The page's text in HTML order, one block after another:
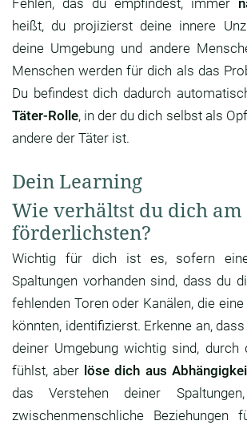
Fehlen, das du empfindest, immer
heißt, du projizierst deine innere
deine Umgebung und andere
Menschen werden für dich als das
Du befindest dich dadurch
Täter-Rolle, in der du dich selbst als
andere der Täter ist.
Dein Learning
Wie verhältst du dich am
förderlichsten?
Wichtig für dich ist es, sofern
Spaltungen vorhanden sind, dass du
fehlenden Toren oder Kanälen, die
könnten, identifizierst. Erkenne an,
deiner Umgebung wichtig sind, durch
fühlst, aber löse dich aus
das Verstehen deiner
zwischenmenschliche Beziehungen